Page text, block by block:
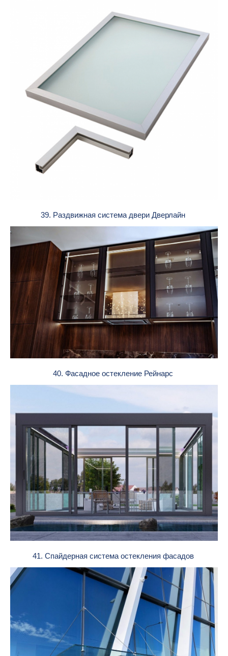
39. Раздвижная система двери Дверлайн
40. Фасадное остекление Рейнарс
41. Спайдерная система остекления фасадов